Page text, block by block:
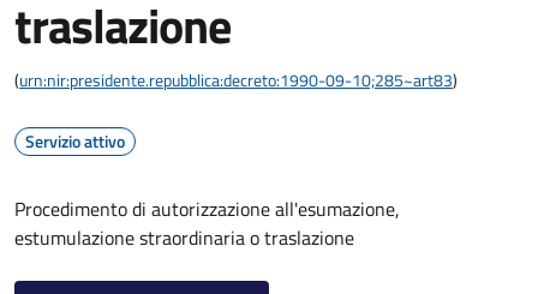
traslazione
(urn:nir:presidente.repubblica:decreto:1990-09-10;285~art83)
Servizio attivo
Procedimento di autorizzazione all'esumazione,
estumulazione straordinaria o traslazione